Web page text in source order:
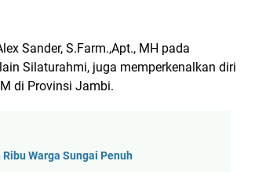
Sander, S.Farm.,Apt., MH pada
Silaturahmi, juga memperkenalkan diri
di Provinsi Jambi.
Warga Sungai Penuh